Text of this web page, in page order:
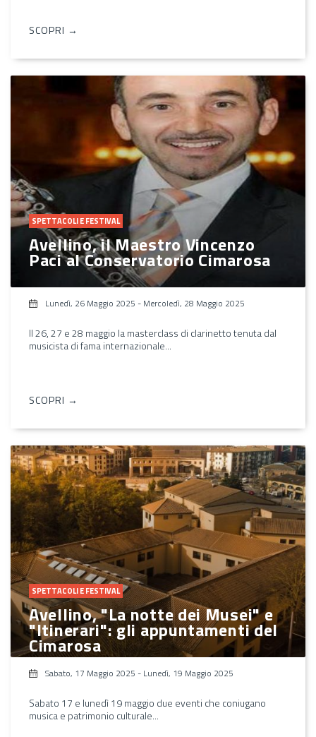
SCOPRI →
SPETTACOLI E FESTIVAL
Avellino, il Maestro Vincenzo
Paci al Conservatorio Cimarosa
Lunedì, 26 Maggio 2025 - Mercoledì, 28 Maggio 2025
Il 26, 27 e 28 maggio la masterclass di clarinetto tenuta dal
musicista di fama internazionale...
SCOPRI →
SPETTACOLI E FESTIVAL
Avellino, "La notte dei Musei" e
"Itinerari": gli appuntamenti del
Cimarosa
Sabato, 17 Maggio 2025 - Lunedì, 19 Maggio 2025
Sabato 17 e lunedì 19 maggio due eventi che coniugano
musica e patrimonio culturale...